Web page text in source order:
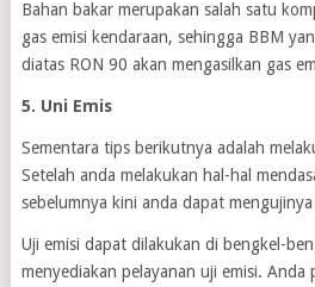
Bahan bakar merupakan salah satu
gas emisi kendaraan, sehingga BBM
diatas RON 90 akan mengasilkan gas
5. Uni Emis
Sementara tips berikutnya adalah
Setelah anda melakukan hal-hal
sebelumnya kini anda dapat
Uji emisi dapat dilakukan di bengkel-
menyediakan pelayanan uji emisi. Anda